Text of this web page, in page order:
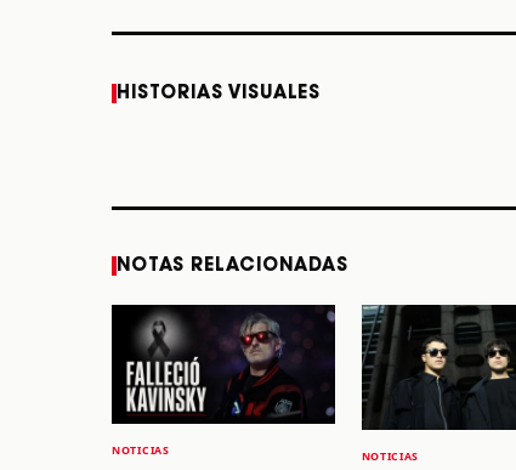
HISTORIAS VISUALES
Monterrey el próximo
NOTAS RELACIONADAS
NOTICIAS NOTICIAS